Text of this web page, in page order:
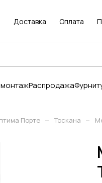
Доставка Оплата
монтажРаспродажа
Порте – Тоскана –